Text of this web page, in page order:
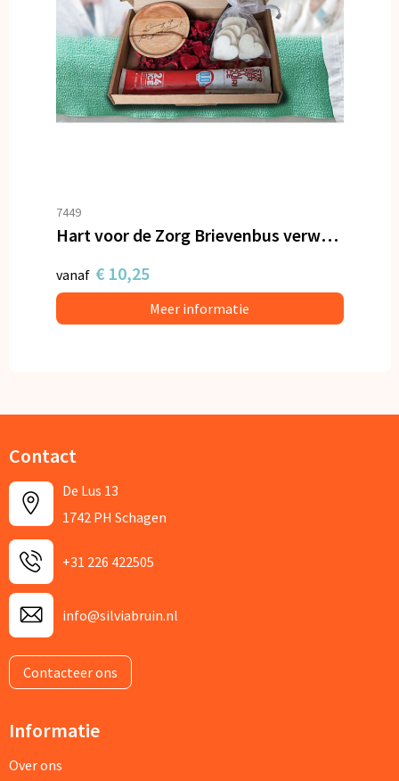
7449
Hart voor de Zorg Brievenbus verwenpakket
vanaf € 10,25
Meer informatie
Contact
De Lus 13
1742 PH Schagen
+31 226 422505
info@silviabruin.nl
Contacteer ons
Informatie
Over ons